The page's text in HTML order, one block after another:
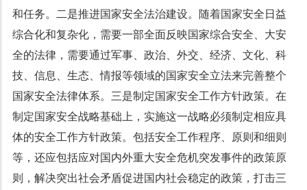
和任务。二是推进国家安全法治建设。随着国家安全日益
综合化和复杂化，需要一部全面反映国家综合安全、大安
全的法律，需要通过军事、政治、外交、经济、文化、科
技、信息、生态、情报等领域的国家安全立法来完善整个
国家安全法律体系。三是制定国家安全工作方针政策。在
制定国家安全战略基础上，实施这一战略必须制定相应具
体的安全工作方针政策。包括安全工作程序、原则和细则
等，还应包括应对国内外重大安全危机突发事件的政策原
则，解决突出社会矛盾促进国内社会稳定的政策，打击三